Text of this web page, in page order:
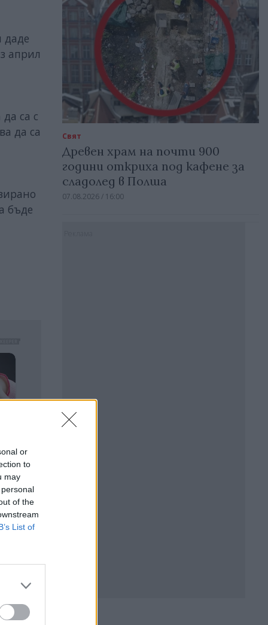
or
to
may
of the
List of
даде
април
са с
да са
бъде
Свят
Древен храм на почти 900
години откриха под кафене за
сладолед в Полша
07.08.2026 / 16:00